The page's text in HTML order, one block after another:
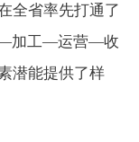
全省率先打通了
—加工—运营—收
潜能提供了样